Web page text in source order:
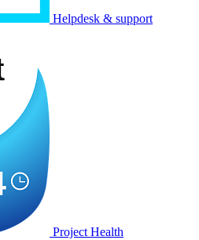
Helpdesk & support
Project Health